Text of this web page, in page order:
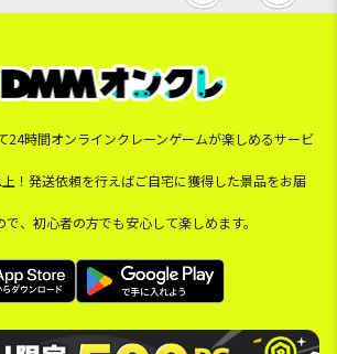
24時間オンラインクレーンゲームが楽しめるサービ
！発送依頼を行えばご自宅に獲得した景品をお届
、初心者の方でも安心して楽しめます。